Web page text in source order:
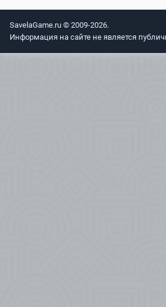
SavelaGame.ru © 2009-2026.
Информация на сайте не является